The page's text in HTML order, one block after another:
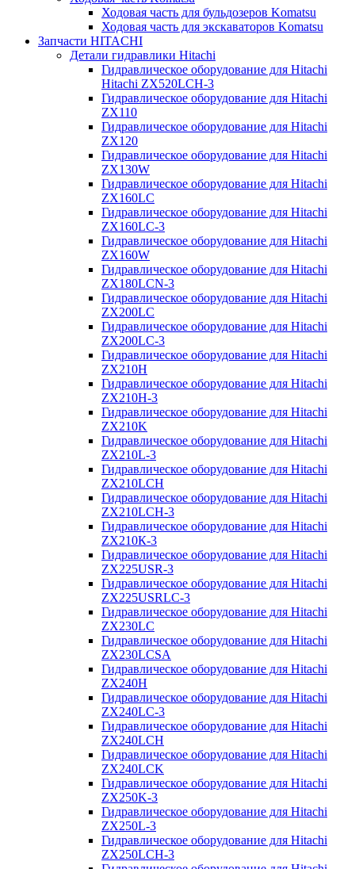
Ходовая часть для бульдозеров Komatsu
Ходовая часть для экскаваторов Komatsu
Запчасти HITACHI
Детали гидравлики Hitachi
Гидравлическое оборудование для Hitachi
Hitachi ZX520LCH-3
Гидравлическое оборудование для Hitachi
ZX110
Гидравлическое оборудование для Hitachi
ZX120
Гидравлическое оборудование для Hitachi
ZX130W
Гидравлическое оборудование для Hitachi
ZX160LC
Гидравлическое оборудование для Hitachi
ZX160LC-3
Гидравлическое оборудование для Hitachi
ZX160W
Гидравлическое оборудование для Hitachi
ZX180LCN-3
Гидравлическое оборудование для Hitachi
ZX200LC
Гидравлическое оборудование для Hitachi
ZX200LC-3
Гидравлическое оборудование для Hitachi
ZX210H
Гидравлическое оборудование для Hitachi
ZX210H-3
Гидравлическое оборудование для Hitachi
ZX210K
Гидравлическое оборудование для Hitachi
ZX210L-3
Гидравлическое оборудование для Hitachi
ZX210LCH
Гидравлическое оборудование для Hitachi
ZX210LCH-3
Гидравлическое оборудование для Hitachi
ZX210К-3
Гидравлическое оборудование для Hitachi
ZX225USR-3
Гидравлическое оборудование для Hitachi
ZX225USRLC-3
Гидравлическое оборудование для Hitachi
ZX230LC
Гидравлическое оборудование для Hitachi
ZX230LCSA
Гидравлическое оборудование для Hitachi
ZX240H
Гидравлическое оборудование для Hitachi
ZX240LC-3
Гидравлическое оборудование для Hitachi
ZX240LCH
Гидравлическое оборудование для Hitachi
ZX240LCK
Гидравлическое оборудование для Hitachi
ZX250K-3
Гидравлическое оборудование для Hitachi
ZX250L-3
Гидравлическое оборудование для Hitachi
ZX250LCH-3